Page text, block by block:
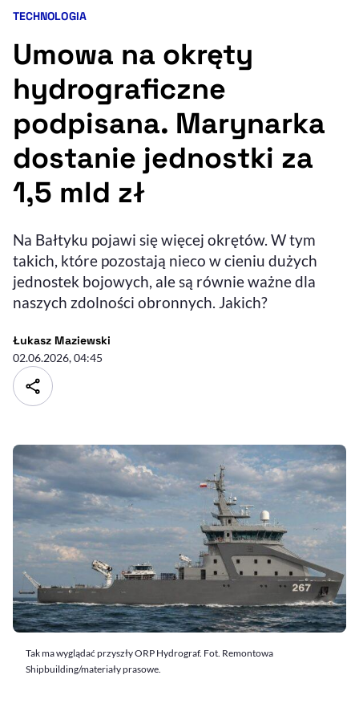
Ułatwienia dostępności wspierają:
Sprawdź, jak i dlaczego zwiększamy dostępność, otwiera się w nowym
Deklaracja dostępności , otwiera się w nowym oknie
Zgłoś problem
, otwiera się w
Kategoria artykułu:
TECHNOLOGIA
Umowa na okręty
hydrograficzne
podpisana. Marynarka
dostanie jednostki za
1,5 mld zł
Na Bałtyku pojawi się więcej okrętów. W tym
takich, które pozostają nieco w cieniu dużych
jednostek bojowych, ale są równie ważne dla
naszych zdolności obronnych. Jakich?
Łukasz Maziewski
02.06.2026, 04:45
Tak ma wyglądać przyszły ORP Hydrograf. Fot. Remontowa
Shipbuilding/materiały prasowe.